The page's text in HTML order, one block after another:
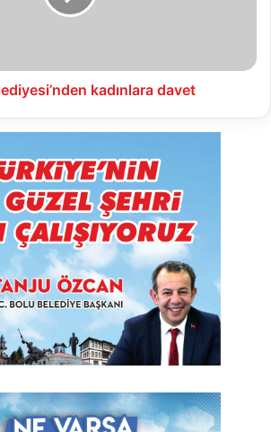
kadınlara davet